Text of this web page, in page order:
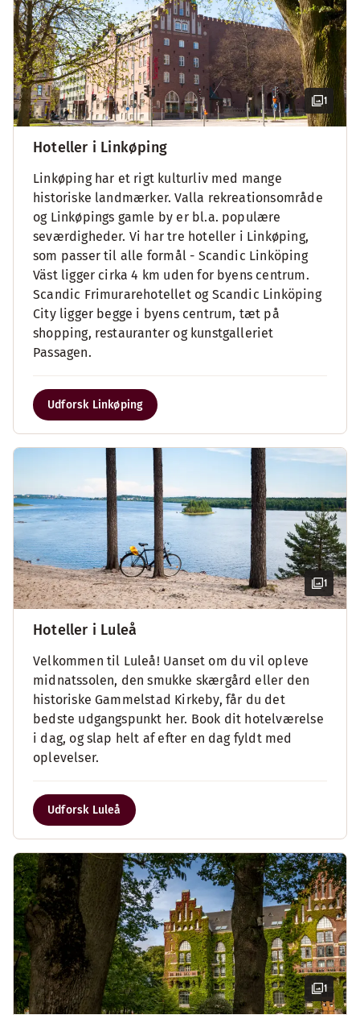
1
Hoteller i Linkøping
Linkøping har et rigt kulturliv med mange
historiske landmærker. Valla rekreationsområde
og Linkøpings gamle by er bl.a. populære
seværdigheder. Vi har tre hoteller i Linkøping,
som passer til alle formål - Scandic Linköping
Väst ligger cirka 4 km uden for byens centrum.
Scandic Frimurarehotellet og Scandic Linköping
City ligger begge i byens centrum, tæt på
shopping, restauranter og kunstgalleriet
Passagen.
Udforsk Linkøping
1
Hoteller i Luleå
Velkommen til Luleå! Uanset om du vil opleve
midnatssolen, den smukke skærgård eller den
historiske Gammelstad Kirkeby, får du det
bedste udgangspunkt her. Book dit hotelværelse
i dag, og slap helt af efter en dag fyldt med
oplevelser.
Udforsk Luleå
1